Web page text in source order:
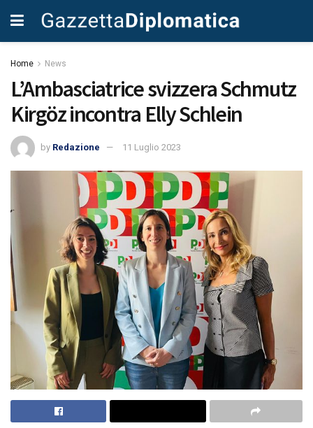
Home News
L’Ambasciatrice svizzera Schmutz
Kirgöz incontra Elly Schlein
by Redazione 11 Luglio 2023